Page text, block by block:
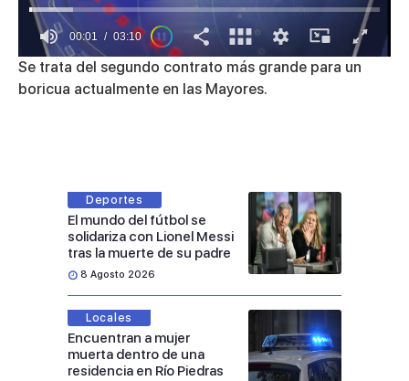
0
3
00:01 03:10
Se trata del segundo contrato más grande para un
boricua actualmente en las Mayores.
Deportes
El mundo del fútbol se
solidariza con Lionel Messi
tras la muerte de su padre
8 Agosto 2026
Locales
Encuentran a mujer
muerta dentro de una
residencia en Río Piedras